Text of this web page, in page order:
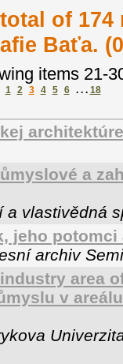
of
Baťa.
items 21-
1 2 3 4 5 6 . . . 18
architektúre
a
a vlastivědná
jeho potomci
archiv
area
v